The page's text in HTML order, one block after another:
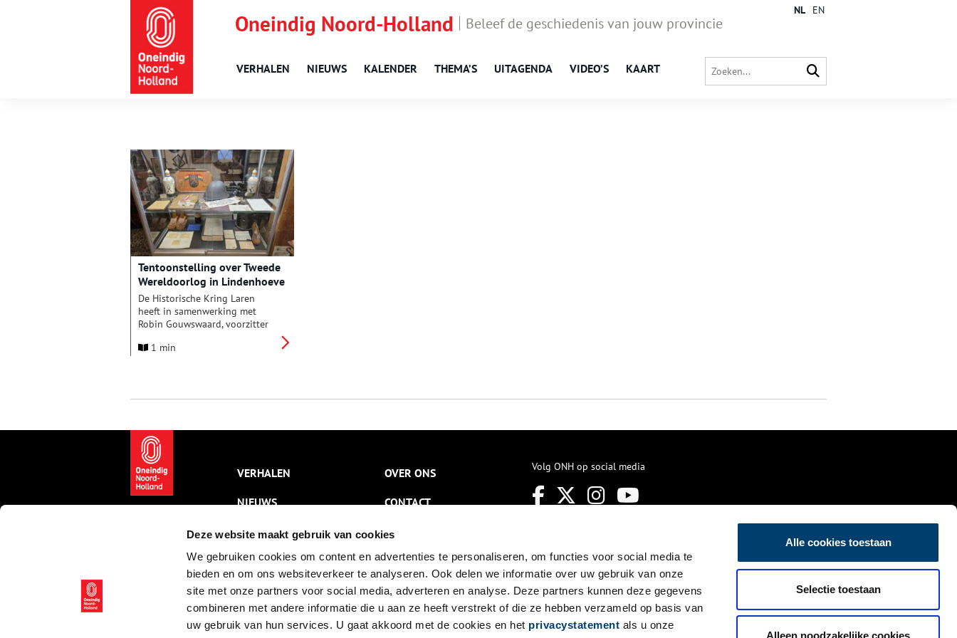
Deze website maakt gebruik van cookies
We gebruiken cookies om content en advertenties te personaliseren, om functies voor social media te
bieden en om ons websiteverkeer te analyseren. Ook delen we informatie over uw gebruik van onze
site met onze partners voor social media, adverteren en analyse. Deze partners kunnen deze gegevens
combineren met andere informatie die u aan ze heeft verstrekt of die ze hebben verzameld op basis van
uw gebruik van hun services. U gaat akkoord met de cookies en het privacystatement als u onze
Alle cookies toestaan
Selectie toestaan
Alleen noodzakelijke cookies
Oneindig Noord-Holland Beleef de geschiedenis van jouw provincie
VERHALEN NIEUWS KALENDER THEMA’S UITAGENDA VIDEO’S KAART
NL EN
Tentoonstelling over Tweede
Wereldoorlog in Lindenhoeve
De Historische Kring Laren
heeft in samenwerking met
Robin Gouwswaard, voorzitter
de Oorlog, een tentoonstelling
Hilversum. Ook het
desgevraagd documenten
gestuurd. Te zien is een
gedeelte uit het archief van Cok
de Graaff.
1 min
VERHALEN
NIEUWS
KALENDER
THEMA’S
ACTIVITEITEN
VIDEO’S
OVER ONS
CONTACT
NIEUWSBRIEF
DISCLAIMER
PRIVACY
TOEGANKELIJKHEID
Volg ONH op social media